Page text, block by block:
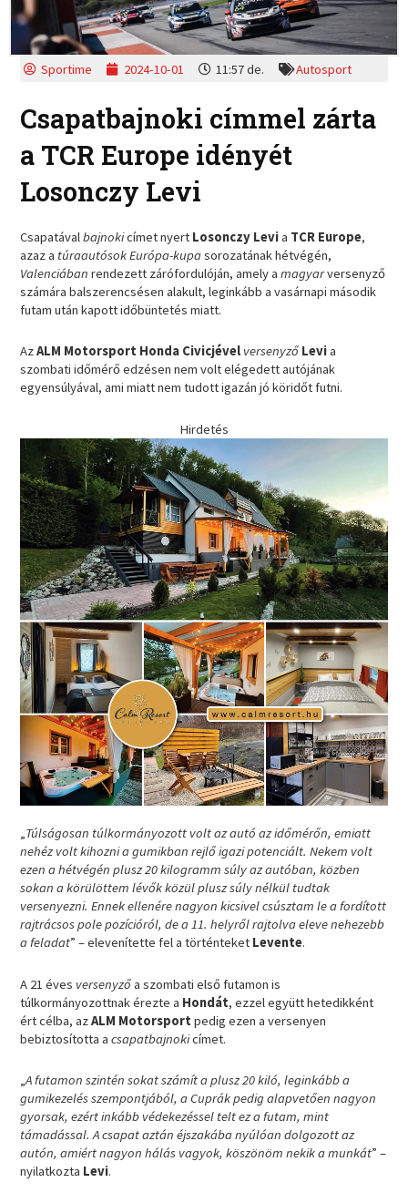
Sportime 2024-10-01 11:57 de. Autosport
Csapatbajnoki címmel zárta
a TCR Europe idényét
Losonczy Levi
Csapatávalbajnokicímet nyert Losonczy Levia TCR Europe,
azaz a túraautósok Európa-kupasorozatának hétvégén,
Valenciában rendezett zárófordulóján, amely amagyarversenyző
számára balszerencsésen alakult, leginkább a vasárnapi második
futam után kapott időbüntetés miatt.
AzALM Motorsport Honda Civicjével versenyző Levia
szombati időmérő edzésen nem volt elégedett autójának
egyensúlyával, ami miatt nem tudott igazán jó köridőt futni.
Hirdetés
„Túlságosan túlkormányozott volt az autó az időmérőn, emiatt
nehéz volt kihozni a gumikban rejlő igazi potenciált. Nekem volt
ezen a hétvégén plusz 20 kilogramm súly az autóban, közben
sokan a körülöttem lévők közül plusz súly nélkül tudtak
versenyezni. Ennek ellenére nagyon kicsivel csúsztam le a fordított
rajtrácsos pole pozícióról, de a 11. helyről rajtolva eleve nehezebb
a feladat” – elevenítette fel a történteket Levente.
A 21 éves versenyzőa szombati első futamon is
túlkormányozottnak érezte a Hondát, ezzel együtt hetedikként
ért célba, azALM Motorsport pedig ezen a versenyen
bebiztosította acsapatbajnokicímet.
„A futamon szintén sokat számít a plusz 20 kiló, leginkább a
gumikezelés szempontjából, a Cuprák pedig alapvetően nagyon
gyorsak, ezért inkább védekezéssel telt ez a futam, mint
támadással. A csapat aztán éjszakába nyúlóan dolgozott az
autón, amiért nagyon hálás vagyok, köszönöm nekik a munkát” –
nyilatkozta Levi.